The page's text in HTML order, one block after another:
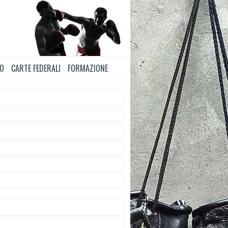
CARTE FEDERALI FORMAZIONE